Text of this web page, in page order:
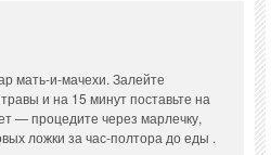
мать-и-мачехи. Залейте
и на 15 минут поставьте на
— процедите через марлечку,
ложки за час-полтора до еды .